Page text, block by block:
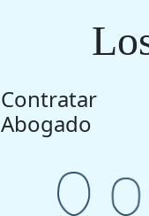
Contratar
Abogado